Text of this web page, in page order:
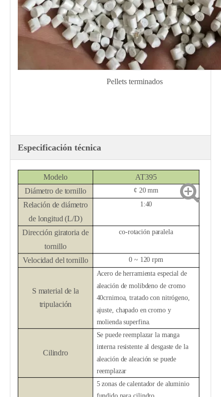
Pellets terminados
Especificación técnica
Modelo
AT395
Diámetro de tornillo
¢ 20 mm
Relación de diámetro
de longitud (L/D)
1:40
Dirección giratoria de
tornillo
co-rotación paralela
Velocidad del tornillo 0 ~ 120 rpm
S material de la
tripulación
Acero de herramienta especial de
aleación de molibdeno de cromo
40crnimoa, tratado con nitrógeno,
ajuste, chapado en cromo y
molienda superfina.
Cilindro
Se puede reemplazar la manga
interna resistente al desgaste de la
aleación de aleación se puede
reemplazar
5 zonas de calentador de aluminio